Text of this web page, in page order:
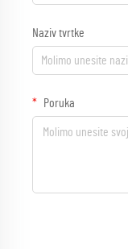
Naziv tvrtke
Poruka